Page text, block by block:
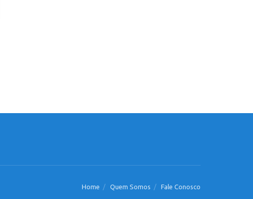
Home Quem Somos Fale Conosco